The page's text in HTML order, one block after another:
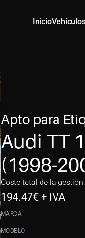
Inicio
Apto para
Audi TT
(1998-
Coste total de la
194.47€ + IVA
MARCA
MODELO